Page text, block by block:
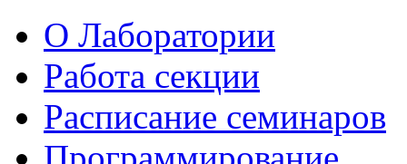
О Лаборатории
Работа секции
Расписание семинаров